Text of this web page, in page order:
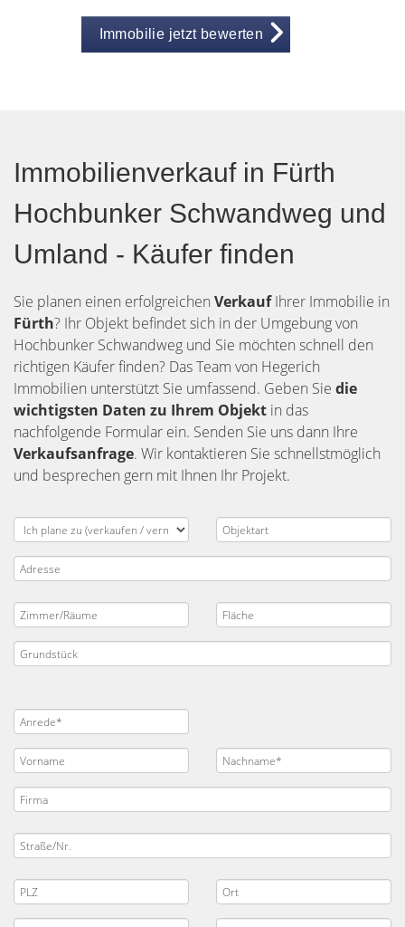
Immobilie jetzt bewerten
Immobilienverkauf in Fürth
Hochbunker Schwandweg und
Umland - Käufer finden
Sie planen einen erfolgreichen VerkaufIhrer Immobilie in
Fürth? Ihr Objekt befindet sich in der Umgebung von
Hochbunker Schwandweg und Sie möchten schnell den
richtigen Käufer finden? Das Team von Hegerich
Immobilien unterstützt Sie umfassend. Geben Sie die
wichtigsten Daten zu Ihrem Objekt in das
nachfolgende Formular ein. Senden Sie uns dann Ihre
Verkaufsanfrage. Wir kontaktieren Sie schnellstmöglich
und besprechen gern mit Ihnen Ihr Projekt.